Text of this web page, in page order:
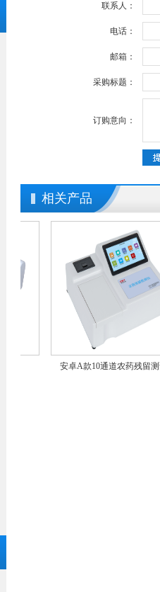
联系人：
电话：
邮箱：
采购标题：
订购意向：
相关产品
安卓A款10通道农药残留测试仪